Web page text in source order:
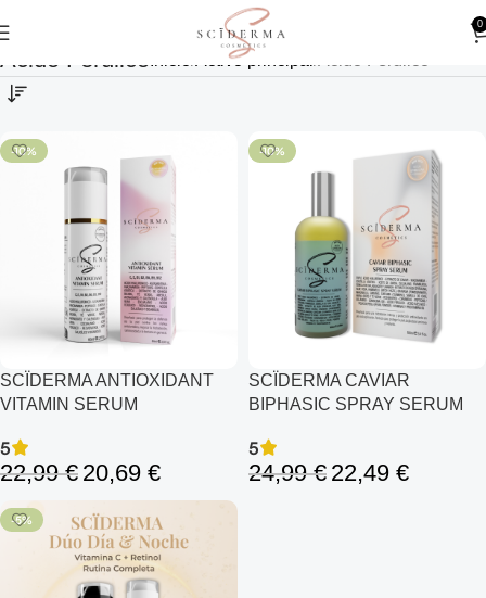
0
Ácido Ferúlico Activo principal
-10%
SCÏDERMA ANTIOXIDANT
VITAMIN SERUM
5
22,99€ 20,69 €
-10%
SCÏDERMA CAVIAR
BIPHASIC SPRAY SERUM
5
24,99€ 22,49 €
-5%